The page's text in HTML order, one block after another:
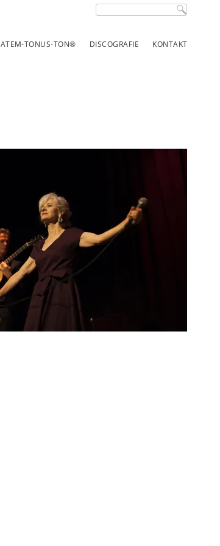
Suchbegriffe
ATEM-TONUS-TON® DISCOGRAFIE KONTAKT